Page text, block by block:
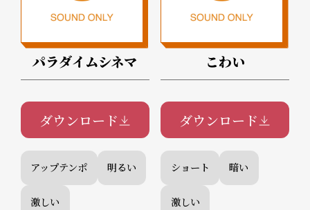
パラダイムシネマ
ダウンロード
アップテンポ 明るい
激しい
こわい
ダウンロード
ショート 暗い
激しい